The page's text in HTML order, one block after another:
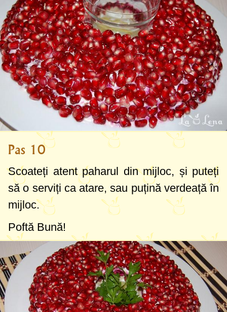
Pas 10
Scoateți atent paharul din mijloc, și puteți
să o serviți ca atare, sau puțină verdeață în
mijloc.
Poftă Bună!